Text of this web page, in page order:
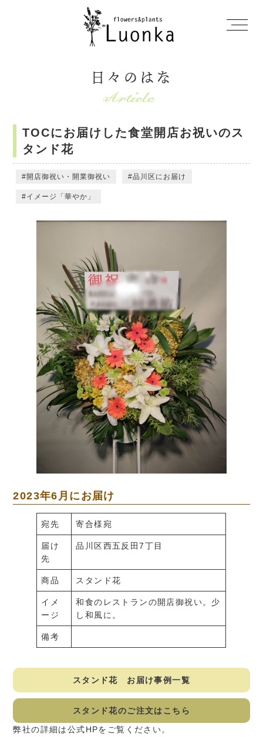
日々のはな
TOCにお届けした食堂開店お祝いのス
タンド花
開店御祝い・開業御祝い 品川区にお届け
イメージ「華やか」
2023年6月にお届け
宛先 寄合様宛
届け
先
品川区西五反田7丁目
商品 スタンド花
イメ
ージ
和食のレストランの開店御祝い。少
し和風に。
備考
スタンド花 お届け事例一覧
スタンド花のご注文はこちら
弊社の詳細は公式HPをご覧ください。